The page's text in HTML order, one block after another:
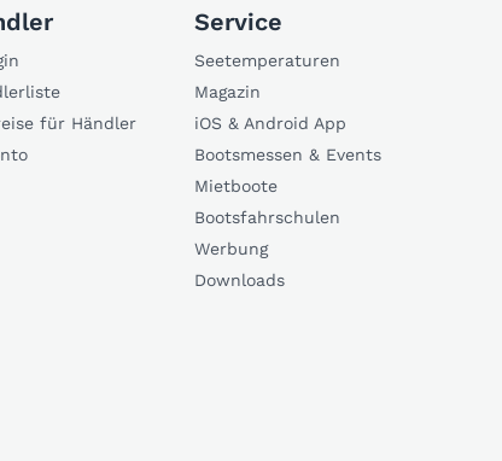
für Händler
Service
Seetemperaturen
Magazin
iOS & Android App
Bootsmessen & Events
Mietboote
Bootsfahrschulen
Werbung
Downloads